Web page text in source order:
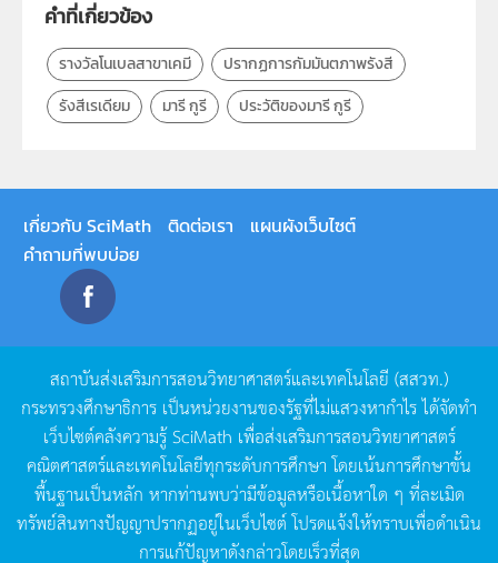
คำที่เกี่ยวข้อง
รางวัลโนเบลสาขาเคมี
ปรากฏการกัมมันตภาพรังสี
รังสีเรเดียม
มารี กูรี ประวัติของมารี กูรี
เกี่ยวกับ SciMath ติดต่อเรา
แผนผังเว็บไซต์
คำถามที่พบบ่อย
สถาบันส่งเสริมการสอนวิทยาศาสตร์และเทคโนโลยี (สสวท.)
กระทรวงศึกษาธิการ เป็นหน่วยงานของรัฐที่ไม่แสวงหากำไรได้จัดทำ
เว็บไซต์คลังความรู้SciMath เพื่อส่งเสริมการสอนวิทยาศาสตร์
คณิตศาสตร์และเทคโนโลยีทุกระดับการศึกษา โดยเน้นการศึกษาขั้น
พื้นฐานเป็นหลัก หากท่านพบว่ามีข้อมูลหรือเนื้อหาใด ๆ ที่ละเมิด
ทรัพย์สินทางปัญญาปรากฏอยู่ในเว็บไซต์โปรดแจ้งให้ทราบเพื่อดำเนิน
การแก้ปัญหาดังกล่าวโดยเร็วที่สุด